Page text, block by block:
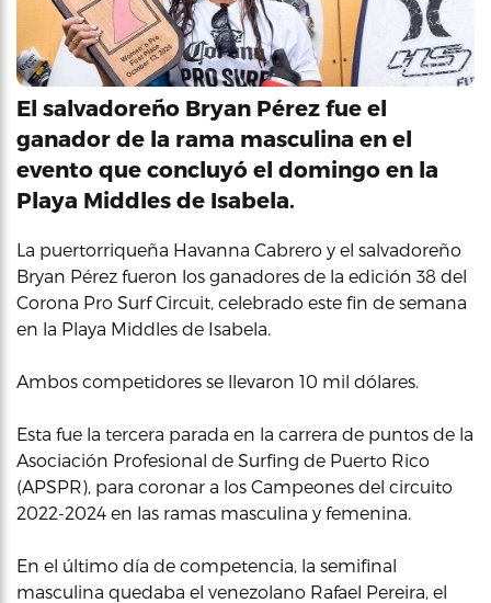
El salvadoreño Bryan Pérez fue el
ganador de la rama masculina en el
evento que concluyó el domingo en la
Playa Middles de Isabela.
La puertorriqueña Havanna Cabrero y el salvadoreño
Bryan Pérez fueron los ganadores de la edición 38 del
Corona Pro Surf Circuit, celebrado este fin de semana
en la Playa Middles de Isabela.
Ambos competidores se llevaron 10 mil dólares.
Esta fue la tercera parada en la carrera de puntos de la
Asociación Profesional de Surfing de Puerto Rico
(APSPR), para coronar a los Campeones del circuito
2022-2024 en las ramas masculina y femenina.
En el último día de competencia, la semifinal
masculina quedaba el venezolano Rafael Pereira, el